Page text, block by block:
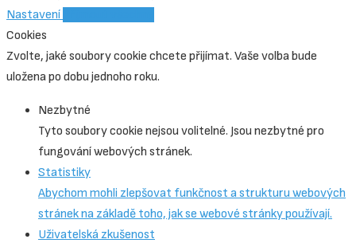
Nastavení
Cookies
Zvolte, jaké soubory cookie chcete přijímat. Vaše volba bude
uložena po dobu jednoho roku.
Nezbytné
Tyto soubory cookie nejsou volitelné. Jsou nezbytné pro
fungování webových stránek.
Statistiky
Abychom mohli zlepšovat funkčnost a strukturu webových
stránek na základě toho, jak se webové stránky používají.
Uživatelská zkušenost